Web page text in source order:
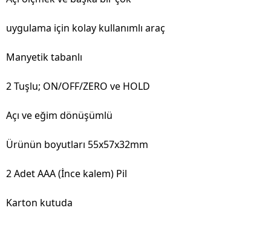
uygulama için kolay kullanımlı araç
Manyetik tabanlı
2 Tuşlu; ON/OFF/ZERO ve HOLD
Açı ve eğim dönüşümlü
Ürünün boyutları 55x57x32mm
2 Adet AAA (İnce kalem) Pil
Karton kutuda